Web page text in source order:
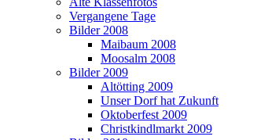
Vergangene Tage
Bilder 2008
Maibaum 2008
Moosalm 2008
Bilder 2009
Altötting 2009
Unser Dorf hat Zukunft
Oktoberfest 2009
Christkindlmarkt 2009